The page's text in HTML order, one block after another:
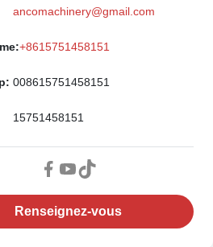
ancomachinery@gmail.com
+8615751458151
008615751458151
15751458151
Renseignez-vous